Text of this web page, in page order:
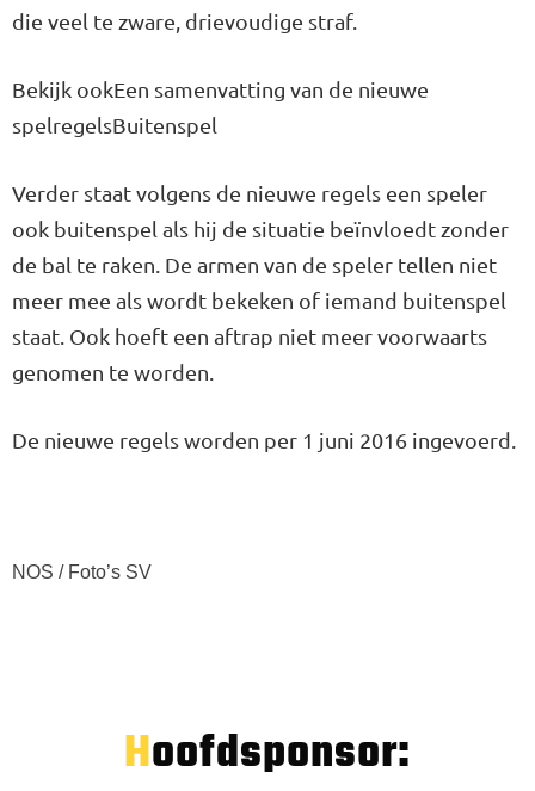
die veel te zware, drievoudige straf.
Bekijk ookEen samenvatting van de nieuwe
spelregelsBuitenspel
Verder staat volgens de nieuwe regels een speler
ook buitenspel als hij de situatie beïnvloedt zonder
de bal te raken. De armen van de speler tellen niet
meer mee als wordt bekeken of iemand buitenspel
staat. Ook hoeft een aftrap niet meer voorwaarts
genomen te worden.
De nieuwe regels worden per 1 juni 2016 ingevoerd.
NOS / Foto’s SV
Hoofdsponsor: